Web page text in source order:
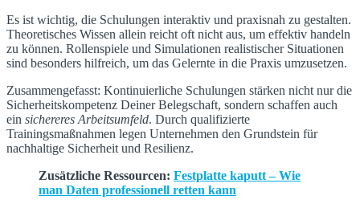
Es ist wichtig, die Schulungen interaktiv und praxisnah zu gestalten.
Theoretisches Wissen allein reicht oft nicht aus, um effektiv handeln
zu können. Rollenspiele und Simulationen realistischer Situationen
sind besonders hilfreich, um das Gelernte in die Praxis umzusetzen.
Zusammengefasst: Kontinuierliche Schulungen stärken nicht nur die
Sicherheitskompetenz Deiner Belegschaft, sondern schaffen auch
ein sichereres Arbeitsumfeld. Durch qualifizierte
Trainingsmaßnahmen legen Unternehmen den Grundstein für
nachhaltige Sicherheit und Resilienz.
Zusätzliche Ressourcen: Festplatte kaputt – Wie
man Daten professionell retten kann